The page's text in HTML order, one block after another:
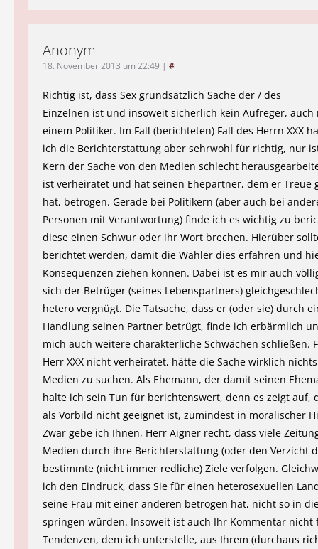
Anonym
18. November 2013 um 22:49 | #
Richtig ist, dass Sex grundsätzlich Sache der / des
Einzelnen ist und insoweit sicherlich kein Aufreger, auch
einem Politiker. Im Fall (berichteten) Fall des Herrn XXX
ich die Berichterstattung aber sehrwohl für richtig, nur
Kern der Sache von den Medien schlecht
ist verheiratet und hat seinen Ehepartner, dem er Treue
hat, betrogen. Gerade bei Politikern (aber auch bei
Personen mit Verantwortung) finde ich es wichtig zu
diese einen Schwur oder ihr Wort brechen. Hierüber
berichtet werden, damit die Wähler dies erfahren und
Konsequenzen ziehen können. Dabei ist es mir auch
sich der Betrüger (seines Lebenspartners)
hetero vergnügt. Die Tatsache, dass er (oder sie) durch
Handlung seinen Partner betrügt, finde ich erbärmlich
mich auch weitere charakterliche Schwächen schließen.
Herr XXX nicht verheiratet, hätte die Sache wirklich
Medien zu suchen. Als Ehemann, der damit seinen
halte ich sein Tun für berichtenswert, denn es zeigt auf,
als Vorbild nicht geeignet ist, zumindest in moralischer
Zwar gebe ich Ihnen, Herr Aigner recht, dass viele
Medien durch ihre Berichterstattung (oder den Verzicht
bestimmte (nicht immer redliche) Ziele verfolgen.
ich den Eindruck, dass Sie für einen heterosexuellen
seine Frau mit einer anderen betrogen hat, nicht so in
springen würden. Insoweit ist auch Ihr Kommentar nicht
Tendenzen, dem ich unterstelle, aus Ihrem (durchaus